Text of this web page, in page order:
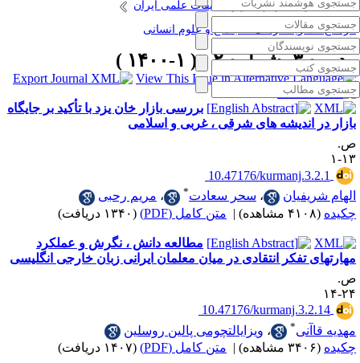
انتشارات مرکز نشر و تحقیقات علمی ایران
نشریه فرهنگ ، اجتماع و علوم انسانی
دوره ۳، شماره ۲ - ( ۱-۱۴۰۰ )
بررسی بازار خان یزد با تأکید بر جایگاه
در اندیشه های شرقی ، غربی و اسلامی
۱
‎ 10.47176/kurmanj.3.2.1
شریفیان
،سحر سعادت* ،مریم رحبی
(۴۱۰۸ مشاهده) | متن کامل (PDF) (۱۳۴۰ دریافت)
مطالعه دانش ، نگرش و عملکرد
تفکر انتقادی در میان معلمان ایرانی زبان خارجی انگلیسی
۱۴
‎ 10.47176/kurmanj.3.2.14
قاآنی
،ویزایالتچومی پالین روسلین
(۳۴۰۶ مشاهده) | متن کامل (PDF) (۱۴۰۷ دریافت)